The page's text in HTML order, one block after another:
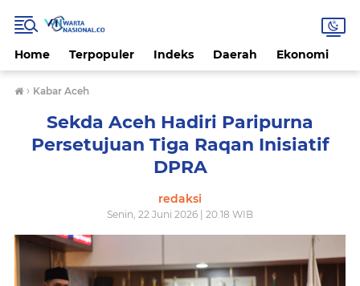
Home Terpopuler Indeks Daerah Ekonomi
› Kabar Aceh
Sekda Aceh Hadiri Paripurna
Persetujuan Tiga Raqan Inisiatif
DPRA
redaksi
Senin, 22 Juni 2026 | 20.18 WIB